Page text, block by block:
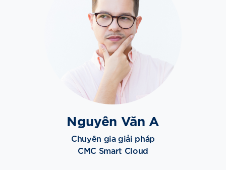
Nguyên Văn A
Chuyên gia giải pháp
CMC Smart Cloud